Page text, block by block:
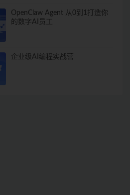
OpenClaw Agent 从0到1打造你
的数字AI员工
企业级AI编程实战营